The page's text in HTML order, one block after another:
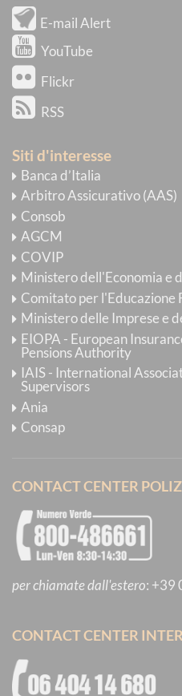
E-mail Alert
YouTube
Flickr
RSS
Siti d'interesse
Banca d’Italia
Arbitro Assicurativo (AAS)
Consob
AGCM
COVIP
Ministero dell'Economia e
Comitato per l'Educazione
Ministero delle Imprese e
EIOPA - European
Pensions Authority
IAIS - International
Supervisors
Ania
Consap
CONTACT CENTER
per chiamate dall'estero: +39
CONTACT CENTER